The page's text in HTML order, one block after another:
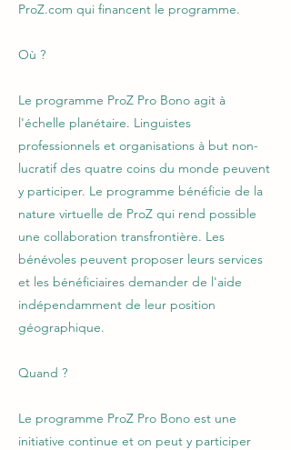
ProZ.com qui financent le programme.
Où ?
Le programme ProZ Pro Bono agit à
l'échelle planétaire. Linguistes
professionnels et organisations à but non-
lucratif des quatre coins du monde peuvent
y participer. Le programme bénéficie de la
nature virtuelle de ProZ qui rend possible
une collaboration transfrontière. Les
bénévoles peuvent proposer leurs services
et les bénéficiaires demander de l'aide
indépendamment de leur position
géographique.
Quand ?
Le programme ProZ Pro Bono est une
initiative continue et on peut y participer